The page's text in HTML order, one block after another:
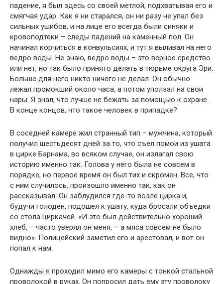
падение, я был здесь со своей метлой, подхватывая его и
смягчая удар. Как я ни старался, он ни разу не упал без
сильных ушибов, и на лице его всегда были синяки и
кровоподтеки – следы падений на каменный пол. Он
начинал корчиться в конвульсиях, и тут я выливал на него
ведро воды. Не знаю, ведро воды – это верное средство
или нет, но так было принято делать в тюрьме округа Эри.
Больше для него никто ничего не делал. Он обычно
лежал промокший около часа, а потом уползал на свои
нары. Я знал, что лучше не бежать за помощью к охране.
В конце концов, что такое человек в припадке?
В соседней камере жил странный тип – мужчина, который
получил шестьдесят дней за то, что съел помои из ушата
в цирке Барнама, во всяком случае, он излагал свою
историю именно так. Голова у него была не совсем в
порядке, но первое время он был тих и скромен. Все, что
с ним случилось, произошло именно так, как он
рассказывал. Он заблудился где-то возле цирка и,
будучи голоден, подошел к ушату, куда бросали объедки
со стола циркачей. «И это был действительно хороший
хлеб, – часто уверял он меня, – а мяса совсем не было
видно». Полицейский заметил его и арестовал, и вот он
попал к нам.
Однажды я проходил мимо его камеры с тонкой стальной
проволокой в руках. Он попросил дать ему эту проволоку